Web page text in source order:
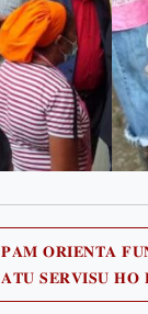
𝐏𝐀𝐌 𝐎𝐑𝐈𝐄𝐍𝐓𝐀
𝐀𝐓𝐔 𝐒𝐄𝐑𝐕𝐈𝐒𝐔 𝐇𝐎